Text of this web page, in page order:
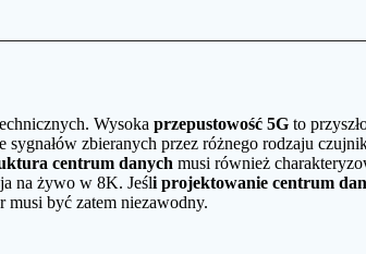
Wysoka przepustowość 5G to
zbieranych przez różnego rodzaju
centrum danych musi również
na żywo w 8K. Jeśli projektowanie centrum
musi być zatem niezawodny.